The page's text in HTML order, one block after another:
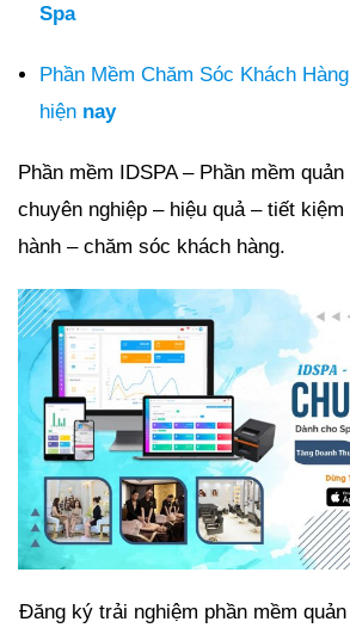
Spa
Phần Mềm Chăm Sóc Khách
hiện nay
Phần mềm IDSPA – Phần mềm
chuyên nghiệp – hiệu quả – tiết
hành – chăm sóc khách hàng.
Đăng ký trải nghiệm phần mềm